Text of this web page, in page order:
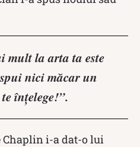
mult la arta ta este
nici măcar un
înțelege!”.
Chaplin i-a dat-o lui